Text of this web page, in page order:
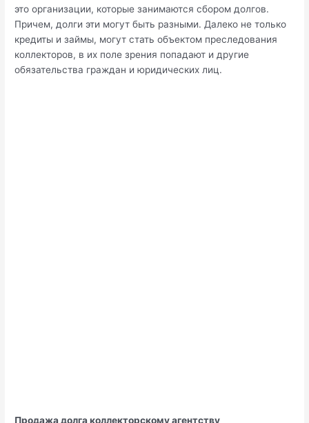
это организации, которые занимаются сбором долгов.
Причем, долги эти могут быть разными. Далеко не только
кредиты и займы, могут стать объектом преследования
коллекторов, в их поле зрения попадают и другие
обязательства граждан и юридических лиц.
Продажа долга коллекторскому агентству